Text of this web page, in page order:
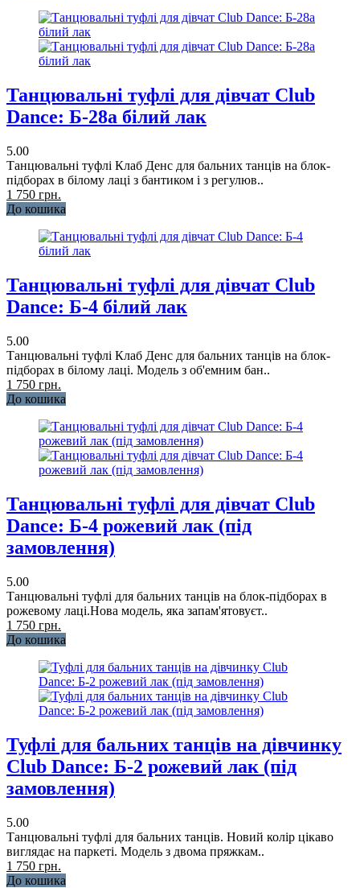
Танцювальні туфлі для дівчат Club
Dance: Б-28а білий лак
5.00
Танцювальні туфлі Клаб Денс для бальних танців на блок-
підборах в білому лаці з бантиком і з регулюв..
1 750 грн.
До кошика
Танцювальні туфлі для дівчат Club
Dance: Б-4 білий лак
5.00
Танцювальні туфлі Клаб Денс для бальних танців на блок-
підборах в білому лаці. Модель з об'емним бан..
1 750 грн.
До кошика
Танцювальні туфлі для дівчат Club
Dance: Б-4 рожевий лак (під
замовлення)
5.00
Танцювальні туфлі для бальних танців на блок-підборах в
рожевому лаці.Нова модель, яка запам'ятовуєт..
1 750 грн.
До кошика
Туфлі для бальних танців на дівчинку
Club Dance: Б-2 рожевий лак (під
замовлення)
5.00
Танцювальні туфлі для бальних танців. Новий колір цікаво
виглядає на паркеті. Модель з двома пряжкам..
1 750 грн.
До кошика